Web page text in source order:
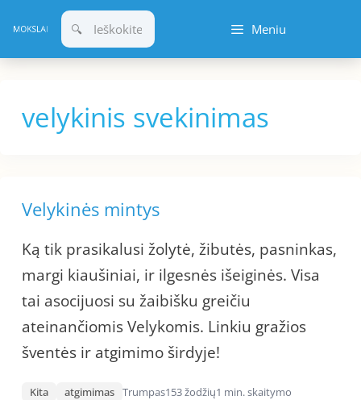
prie
turinio
Meniu
velykinis svekinimas
Velykinės mintys
Ką tik prasikalusi žolytė, žibutės, pasninkas,
margi kiaušiniai, ir ilgesnės išeiginės. Visa
tai asocijuosi su žaibišku greičiu
ateinančiomis Velykomis. Linkiu gražios
šventės ir atgimimo širdyje!
Kita atgimimas Trumpas153 žodžių1 min. skaitymo